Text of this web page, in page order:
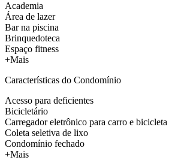
Academia
Área de lazer
Bar na piscina
Brinquedoteca
Espaço fitness
+Mais
Características do Condomínio
Acesso para deficientes
Bicicletário
Carregador eletrônico para carro e bicicleta
Coleta seletiva de lixo
Condomínio fechado
+Mais